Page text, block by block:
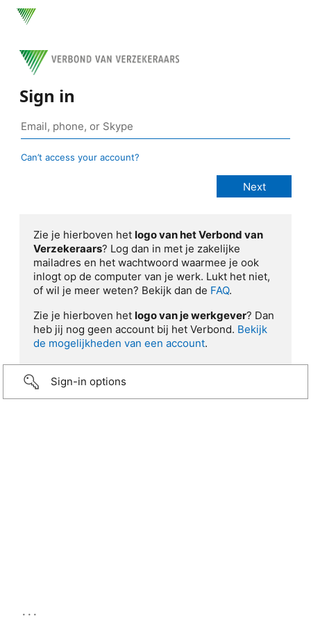
Sign in
Can’t access your account?
Zie je hierboven het logo van het Verbond van
Verzekeraars? Log dan in met je zakelijke
mailadres en het wachtwoord waarmee je ook
inlogt op de computer van je werk. Lukt het niet,
of wil je meer weten? Bekijk dan de FAQ.
Zie je hierboven het logo van je werkgever? Dan
heb jij nog geen account bij het Verbond. Bekijk
de mogelijkheden van een account.
Sign-in options
...